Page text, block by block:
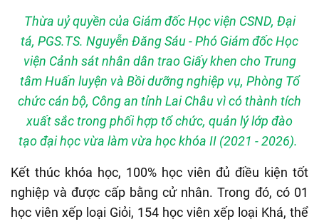
Thừa uỷ quyền của Giám đốc Học viện CSND, Đại
tá, PGS.TS. Nguyễn Đăng Sáu - Phó Giám đốc Học
viện Cảnh sát nhân dân trao Giấy khen cho Trung
tâm Huấn luyện và Bồi dưỡng nghiệp vụ, Phòng Tổ
chức cán bộ, Công an tỉnh Lai Châu vì có thành tích
xuất sắc trong phối hợp tổ chức, quản lý lớp đào
tạo đại học vừa làm vừa học khóa II (2021 - 2026).
Kết thúc khóa học, 100% học viên đủ điều kiện tốt
nghiệp và được cấp bằng cử nhân. Trong đó, có 01
học viên xếp loại Giỏi, 154 học viên xếp loại Khá, thể